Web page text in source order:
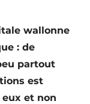
wallonne
: de
partout
est
et non